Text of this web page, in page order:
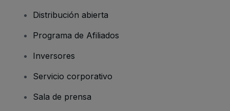
Distribución abierta
Programa de Afiliados
Inversores
Servicio corporativo
Sala de prensa